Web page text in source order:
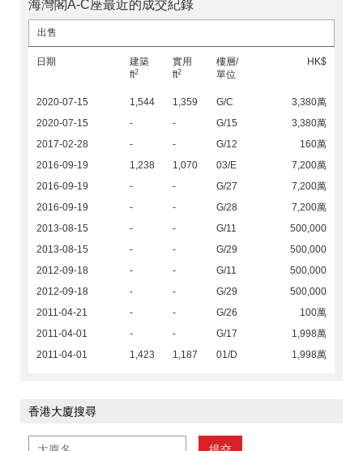
海灣閣A-C座最近的成交紀錄
出售
日期
建築
ft2
實用
ft2
樓層/
單位
HK$
2020-07-15 1,544 1,359 G/C
3,380萬
2020-07-15
- - G/15
3,380萬
2017-02-28
- - G/12
160萬
2016-09-19
1,238 1,070 03/E
7,200萬
2016-09-19
- - G/27
7,200萬
2016-09-19
- - G/28
7,200萬
2013-08-15
- - G/11
500,000
2013-08-15
- - G/29
500,000
2012-09-18
- - G/11
500,000
2012-09-18
- - G/29
500,000
2011-04-21
- - G/26
100萬
2011-04-01
- - G/17
1,998萬
2011-04-01
1,423 1,187 01/D 1,998萬
香港大廈搜尋